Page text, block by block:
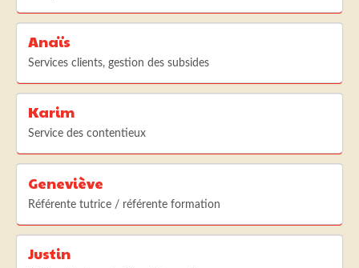
Anaïs
Services clients, gestion des subsides
Karim
Service des contentieux
Geneviève
Référente tutrice / référente formation
Justin